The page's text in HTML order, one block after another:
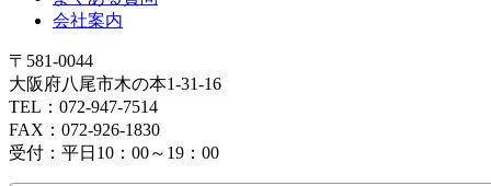
会社案内
〒581-0044
大阪府八尾市木の本1-31-16
TEL：072-947-7514
FAX：072-926-1830
受付：平日10：00～19：00